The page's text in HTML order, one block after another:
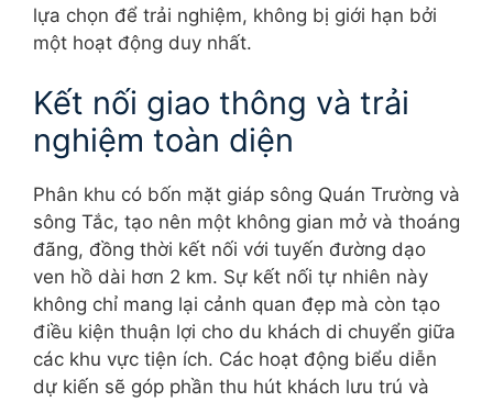
lựa chọn để trải nghiệm, không bị giới hạn bởi
một hoạt động duy nhất.
Kết nối giao thông và trải
nghiệm toàn diện
Phân khu có bốn mặt giáp sông Quán Trường và
sông Tắc, tạo nên một không gian mở và thoáng
đãng, đồng thời kết nối với tuyến đường dạo
ven hồ dài hơn 2 km. Sự kết nối tự nhiên này
không chỉ mang lại cảnh quan đẹp mà còn tạo
điều kiện thuận lợi cho du khách di chuyển giữa
các khu vực tiện ích. Các hoạt động biểu diễn
dự kiến sẽ góp phần thu hút khách lưu trú và